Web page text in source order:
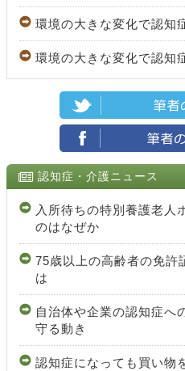
環境の大きな変化で認知
環境の大きな変化で認知
認知症・介護ニュース
入所待ちの特別養護老人
のはなぜか
75歳以上の高齢者の免許
は
自治体や企業の認知症へ
守る動き
認知症になっても買い物